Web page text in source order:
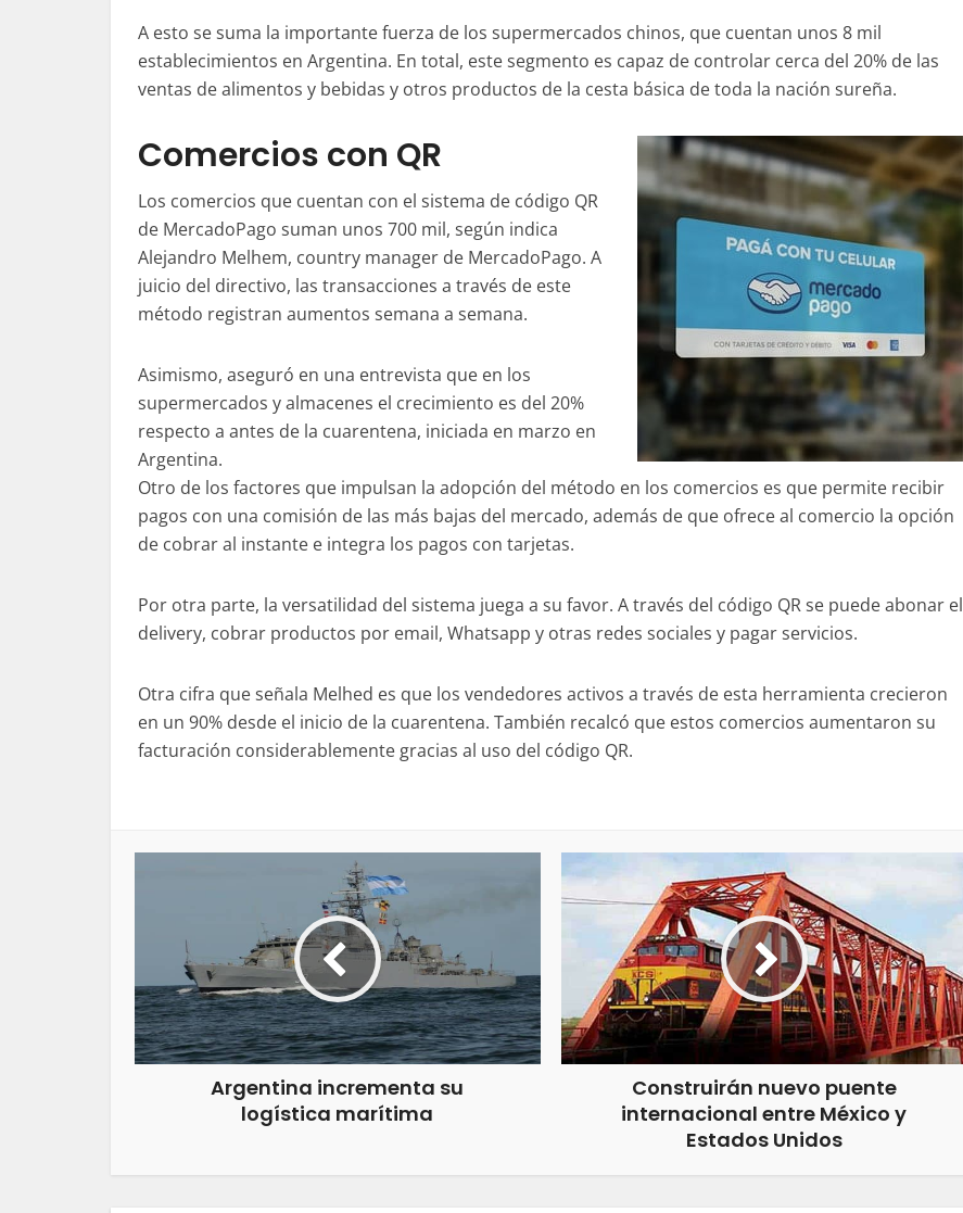
A esto se suma la importante fuerza de los supermercados chinos, que cuentan unos 8 mil
establecimientos en Argentina. En total, este segmento es capaz de controlar cerca del 20% de las
ventas de alimentos y bebidas y otros productos de la cesta básica de toda la nación sureña.
Comercios con QR
Los comercios que cuentan con el sistema de código QR
de MercadoPago suman unos 700 mil, según indica
Alejandro Melhem, country manager de MercadoPago. A
juicio del directivo, las transacciones a través de este
método registran aumentos semana a semana.
Asimismo, aseguró en una entrevista que en los
supermercados y almacenes el crecimiento es del 20%
respecto a antes de la cuarentena, iniciada en marzo en
Argentina.
Otro de los factores que impulsan la adopción del método en los comercios es que permite recibir
pagos con una comisión de las más bajas del mercado, además de que ofrece al comercio la opción
de cobrar al instante e integra los pagos con tarjetas.
Por otra parte, la versatilidad del sistema juega a su favor. A través del código QR se puede abonar el
delivery, cobrar productos por email, Whatsapp y otras redes sociales y pagar servicios.
Otra cifra que señala Melhed es que los vendedores activos a través de esta herramienta crecieron
en un 90% desde el inicio de la cuarentena. También recalcó que estos comercios aumentaron su
facturación considerablemente gracias al uso del código QR.
Argentina incrementa su
logística marítima
Construirán nuevo puente
internacional entre México y
Estados Unidos